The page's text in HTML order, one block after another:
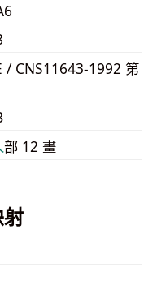
/ CNS11643-1992 第
部 12 畫